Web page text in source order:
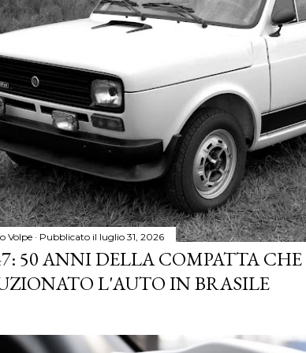
Volpe Pubblicato il luglio 31, 2026
50 ANNI DELLA COMPATTA
L'AUTO IN BRASILE